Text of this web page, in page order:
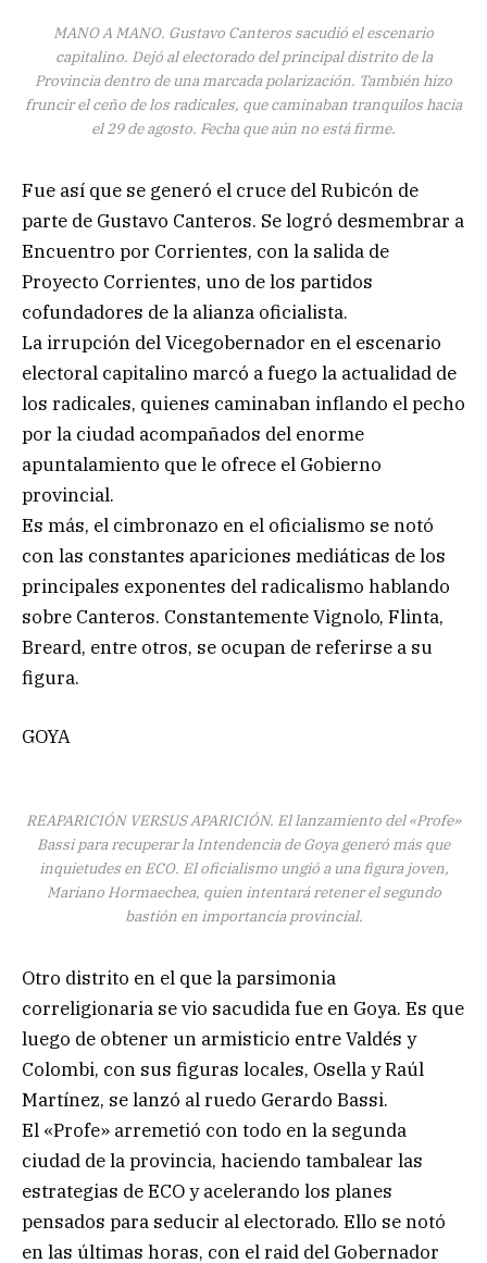
MANO A MANO. Gustavo Canteros sacudió el escenario
capitalino. Dejó al electorado del principal distrito de la
Provincia dentro de una marcada polarización. También hizo
fruncir el ceño de los radicales, que caminaban tranquilos hacia
el 29 de agosto. Fecha que aún no está firme.
Fue así que se generó el cruce del Rubicón de
parte de Gustavo Canteros. Se logró desmembrar a
Encuentro por Corrientes, con la salida de
Proyecto Corrientes, uno de los partidos
cofundadores de la alianza oficialista.
La irrupción del Vicegobernador en el escenario
electoral capitalino marcó a fuego la actualidad de
los radicales, quienes caminaban inflando el pecho
por la ciudad acompañados del enorme
apuntalamiento que le ofrece el Gobierno
provincial.
Es más, el cimbronazo en el oficialismo se notó
con las constantes apariciones mediáticas de los
principales exponentes del radicalismo hablando
sobre Canteros. Constantemente Vignolo, Flinta,
Breard, entre otros, se ocupan de referirse a su
figura.
GOYA
REAPARICIÓN VERSUS APARICIÓN. El lanzamiento del «Profe»
Bassi para recuperar la Intendencia de Goya generó más que
inquietudes en ECO. El oficialismo ungió a una figura joven,
Mariano Hormaechea, quien intentará retener el segundo
bastión en importancia provincial.
Otro distrito en el que la parsimonia
correligionaria se vio sacudida fue en Goya. Es que
luego de obtener un armisticio entre Valdés y
Colombi, con sus figuras locales, Osella y Raúl
Martínez, se lanzó al ruedo Gerardo Bassi.
El «Profe» arremetió con todo en la segunda
ciudad de la provincia, haciendo tambalear las
estrategias de ECO y acelerando los planes
pensados para seducir al electorado. Ello se notó
en las últimas horas, con el raid del Gobernador